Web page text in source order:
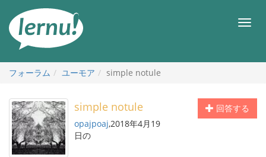
メ
フォーラム
ユーモア simple notule
回答する
simple notule
opajpoaj,2018年4月19
日の